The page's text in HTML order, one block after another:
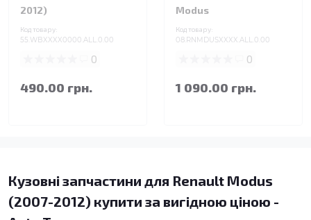
2012)
Код товару:
55.WBXXXX0000.ALL.0.00
0
490.00 грн.
Modus
Код товару:
08.RNMDUSXXXX.ALL.0.00
0
1 090.00 грн.
Кузовні запчастини для Renault Modus
(2007-2012) купити за вигідною ціною -